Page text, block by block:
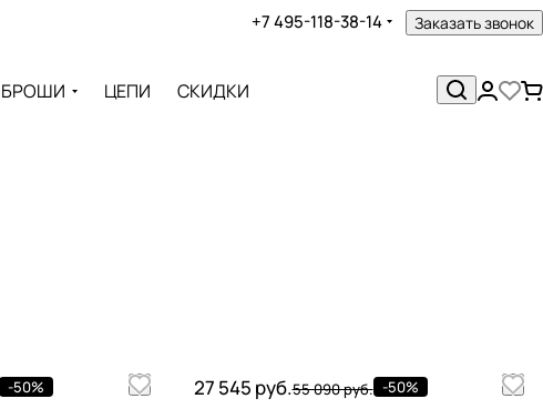
+7 495-118-38-14 Заказать звонок
БРОШИ ЦЕПИ СКИДКИ
-50% 27 545 руб.55 090 руб. -50%